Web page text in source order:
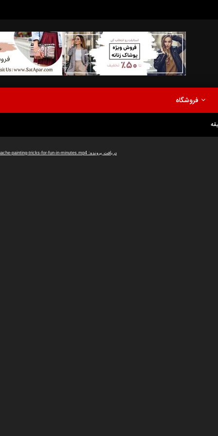
فروشگاه
دیوید تیلور
دریافت پرونده: https://www.uploadbag.com/ofiles/675b0e32d5833c09b229fb3fdd097b88/28-gouache-painting-tricks-for-fun-in-minutes.mp4